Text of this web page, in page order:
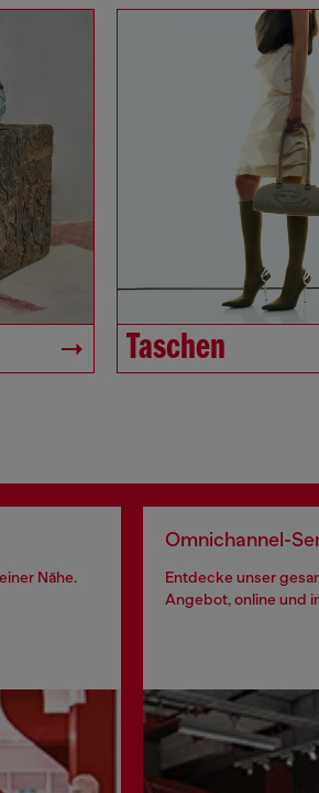
Taschen
Nähe.
Omnichannel-
Entdecke unser
Angebot, online und